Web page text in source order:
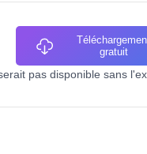
gratuit
pas disponible sans